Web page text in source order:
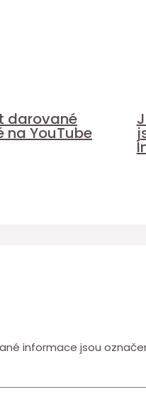
darované
na YouTube
informace jsou